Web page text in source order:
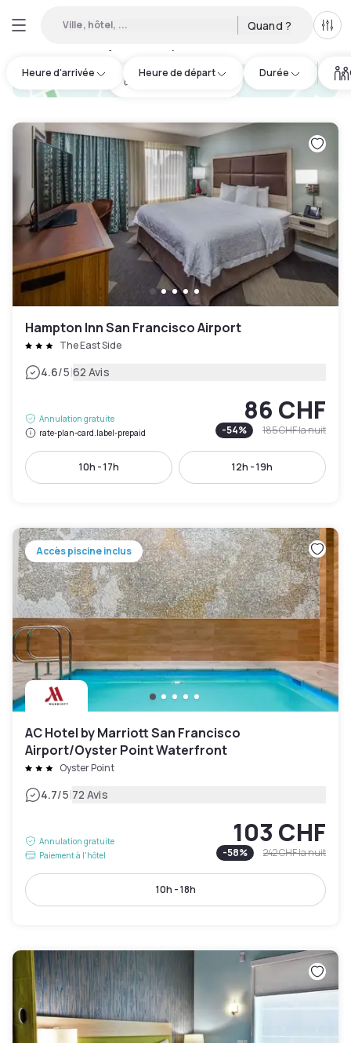
Ville, hôtel, ... Quand ?
Heure d'arrivée Heure de départ Durée
hotel.cta.view_map
Hampton Inn San Francisco Airport
The East Side
4.6/5|62 Avis
Annulation gratuite
rate-plan-card.label-prepaid
86 CHF
-54% 185 CHFla nuit
10h - 17h 12h - 19h
Accès piscine inclus
AC Hotel by Marriott San Francisco
Airport/Oyster Point Waterfront
Oyster Point
4.7/5|72 Avis
Annulation gratuite
Paiement à l'hôtel
103 CHF
-58% 242 CHFla nuit
10h - 18h